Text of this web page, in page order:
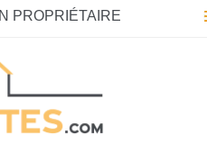
PROPRIÉTAIRE